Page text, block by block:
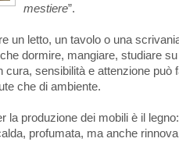
mestiere”.
un letto, un tavolo o una
dormire, mangiare, studiare
cura, sensibilità e attenzione può
che di ambiente.
la produzione dei mobili è il
profumata, ma anche